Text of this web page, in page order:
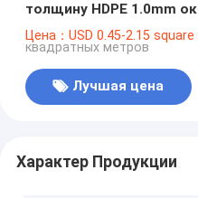
толщину HDPE 1.0mm
Цена：USD 0.45-2.15
квадратных метров
Лучшая цена
Характер Продукции